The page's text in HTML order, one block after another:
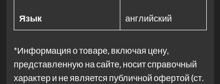
Язык английский
*Информация о товаре, включая цену,
представленную на сайте, носит справочный
характер и не является публичной офертой (ст.